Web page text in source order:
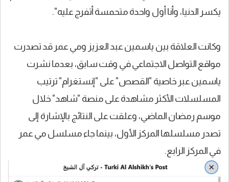
يكسر الدنيا، وأنا أول واحدة متحمسة أتفرج عليه".
وكانت العلاقة بين ياسمين عبد العزيز ومي عمر قد تصدرت
مواقع التواصل الاجتماعي في وقت سابق، بعدما نشرت
ياسمين عبر خاصية "القصص" على "إنستغرام" ترتيب
المسلسلات الأكثر مشاهدة على منصة "شاهد" خلال
موسم رمضان الماضي، وعلقت على النتائج بالإشارة إلى
تصدر مسلسلها المركز الأول، بينما جاء مسلسل مي عمر
في المركز الرابع.